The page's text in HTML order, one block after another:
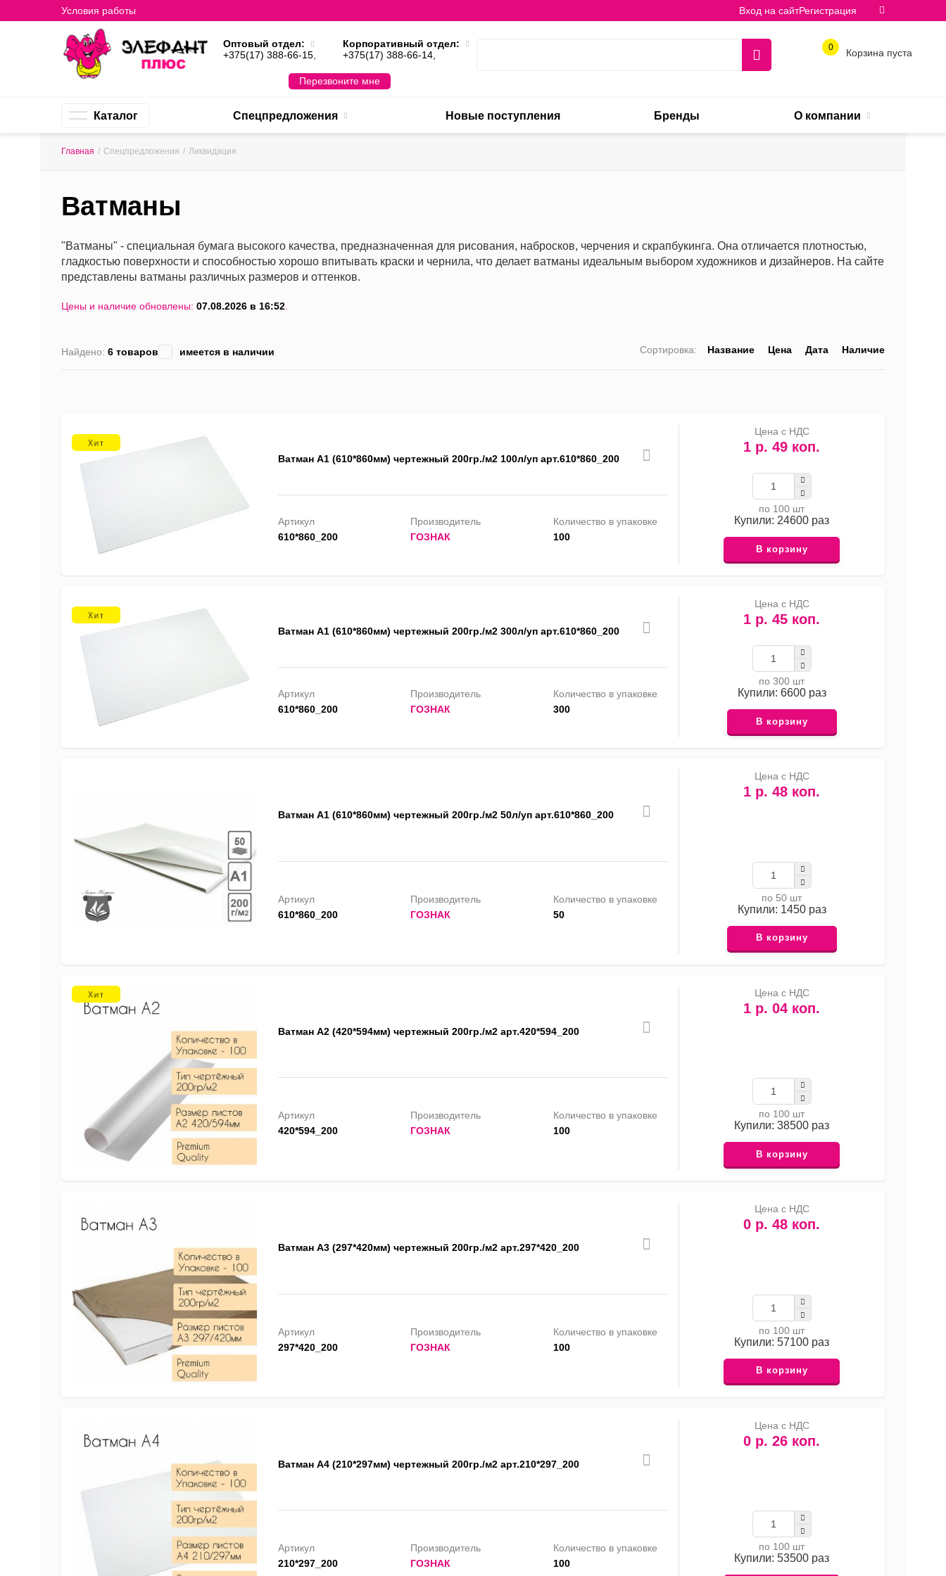
Условия работы Вход на сайтРегистрация
0 Корзина пуста
Оптовый отдел:
+375(17) 388-66-15,
Корпоративный отдел:
+375(17) 388-66-14,
Перезвоните мне
Каталог Спецпредложения Новые поступления Бренды О компании
Главная / Спецпредложения / Ликвидация
Ватманы
"Ватманы" - специальная бумага высокого качества, предназначенная для рисования, набросков, черчения и скрапбукинга. Она отличается плотностью,
гладкостью поверхности и способностью хорошо впитывать краски и чернила, что делает ватманы идеальным выбором художников и дизайнеров. На сайте
представлены ватманы различных размеров и оттенков.
Цены и наличие обновлены: 07.08.2026 в 16:52.
Найдено: 6 товаров имеется в наличии Сортировка: Название Цена Дата Наличие
Ватман А1 (610*860мм) чертежный 200гр./м2 100л/уп арт.610*860_200
Артикул
610*860_200
Производитель
ГОЗНАК
Количество в упаковке
100
Цена с НДС
1 р. 49 коп.
по 100 шт
Купили: 24600 раз
В корзину
Ватман А1 (610*860мм) чертежный 200гр./м2 300л/уп арт.610*860_200
Артикул
610*860_200
Производитель
ГОЗНАК
Количество в упаковке
300
Цена с НДС
1 р. 45 коп.
по 300 шт
Купили: 6600 раз
В корзину
Ватман А1 (610*860мм) чертежный 200гр./м2 50л/уп арт.610*860_200
Артикул
610*860_200
Производитель
ГОЗНАК
Количество в упаковке
50
Цена с НДС
1 р. 48 коп.
по 50 шт
Купили: 1450 раз
В корзину
Ватман А2 (420*594мм) чертежный 200гр./м2 арт.420*594_200
Артикул
420*594_200
Производитель
ГОЗНАК
Количество в упаковке
100
Цена с НДС
1 р. 04 коп.
по 100 шт
Купили: 38500 раз
В корзину
Ватман А3 (297*420мм) чертежный 200гр./м2 арт.297*420_200
Артикул
297*420_200
Производитель
ГОЗНАК
Количество в упаковке
100
Цена с НДС
0 р. 48 коп.
по 100 шт
Купили: 57100 раз
В корзину
Ватман А4 (210*297мм) чертежный 200гр./м2 арт.210*297_200
Артикул
210*297_200
Производитель
ГОЗНАК
Количество в упаковке
100
Цена с НДС
0 р. 26 коп.
по 100 шт
Купили: 53500 раз